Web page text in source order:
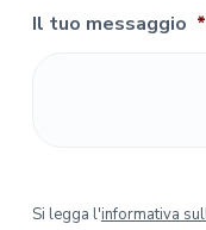
Il tuo messaggio *
S
Si legga l'informativa